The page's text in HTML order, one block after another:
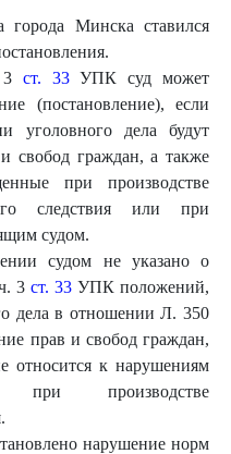
города Минска ставился
3 ст. 33УПК суд может
(постановление), если
уголовного дела будут
свобод граждан, а также
при производстве
следствия или при
судом.
судом не указано о
3 ст. 33 УПК положений,
дела в отношении Л. 350
прав и свобод граждан,
относится к нарушениям
при производстве
нарушение норм